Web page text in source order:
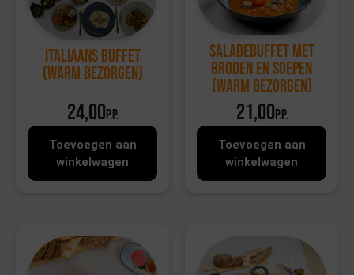
Italiaans Buffet
(warm bezorgen)
24,00p.p.
Toevoegen aan
winkelwagen
Saladebuffet met
broden en soepen
(warm bezorgen)
21,00p.p.
Toevoegen aan
winkelwagen